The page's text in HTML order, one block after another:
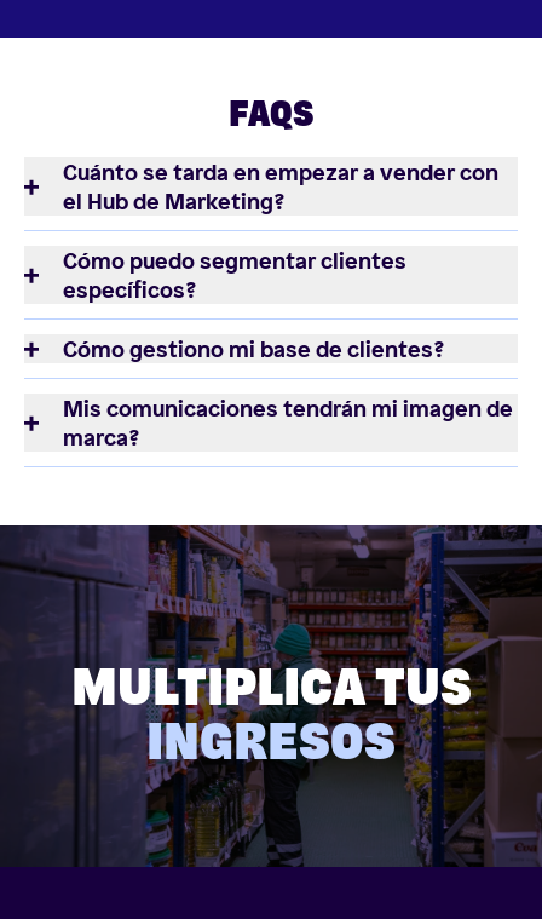
FAQS
Cuánto se tarda en empezar a vender con
el Hub de Marketing?
Cómo puedo segmentar clientes
específicos?
Cómo gestiono mi base de clientes?
Mis comunicaciones tendrán mi imagen de
marca?
MULTIPLICA TUS
INGRESOS